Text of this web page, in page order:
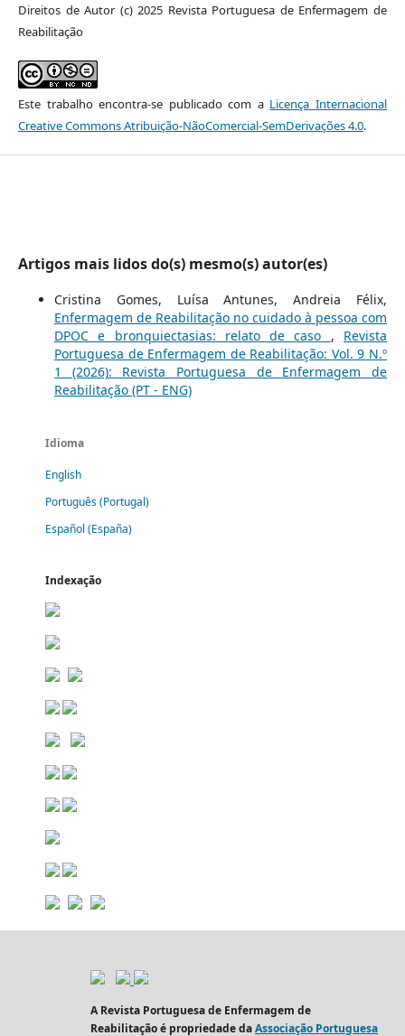
Direitos de Autor (c) 2025 Revista Portuguesa de Enfermagem de
Reabilitação
Este trabalho encontra-se publicado com a Licença Internacional
Creative Commons Atribuição-NãoComercial-SemDerivações 4.0.
Artigos mais lidos do(s) mesmo(s) autor(es)
Cristina Gomes, Luísa Antunes, Andreia Félix,
Enfermagem de Reabilitação no cuidado à pessoa com
DPOC e bronquiectasias: relato de caso , Revista
Portuguesa de Enfermagem de Reabilitação: Vol. 9 N.º
1 (2026): Revista Portuguesa de Enfermagem de
Reabilitação (PT - ENG)
Idioma
English
Português (Portugal)
Español (España)
Indexação
A Revista Portuguesa de Enfermagem de
Reabilitação é propriedade daAssociação Portuguesa